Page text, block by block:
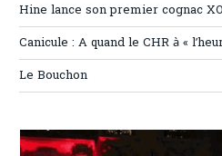
Hine lance son premier cognac
Canicule : A quand le CHR à «
Le Bouchon